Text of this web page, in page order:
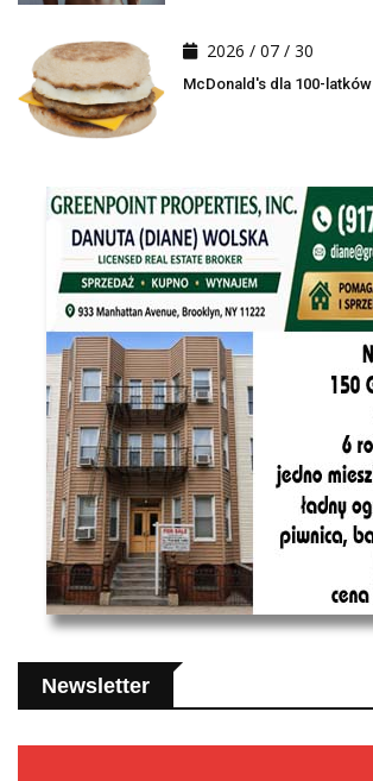
2026 / 07 / 30
McDonald's dla 100-latków
Newsletter